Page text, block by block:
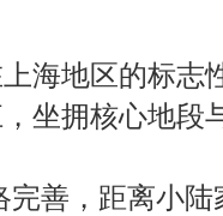
海地区的标志
坐拥核心地段
完善，距离小